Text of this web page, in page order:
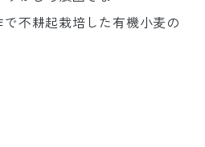
不耕起栽培した有機小麦の